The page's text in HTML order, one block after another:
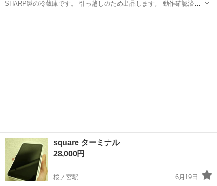
SHARP製の冷蔵庫です。 引っ越しのため出品します。 動作確認済み
square ターミナル
28,000円
桜ノ宮駅
6月19日